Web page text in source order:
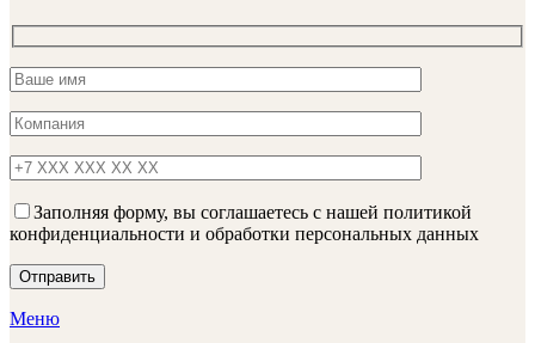
Заполняя форму, вы соглашаетесь с нашей политикой
конфиденциальности и обработки персональных данных
Меню